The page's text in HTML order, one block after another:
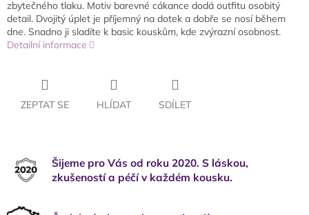
zbytečného tlaku. Motiv barevné cákance dodá outfitu osobitý
detail. Dvojitý úplet je příjemný na dotek a dobře se nosí během
dne. Snadno ji sladíte k basic kouskům, kde zvýrazní osobnost.
Detailní informace
ZEPTAT SE HLÍDAT SDÍLET
Šijeme pro Vás od roku 2020. S láskou,
zkušeností a péčí v každém kousku.